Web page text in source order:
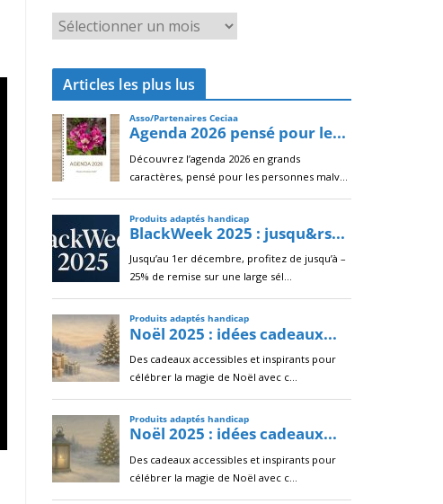
r
c
i
v
e
s
Articles les plus lus